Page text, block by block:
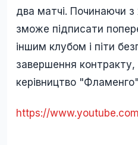
два матчі. Починаючи
зможе підписати
іншим клубом і піти
завершення
керівництво
https://